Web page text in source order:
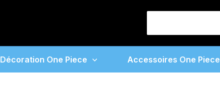
Décoration One Piece Accessoires One Piece